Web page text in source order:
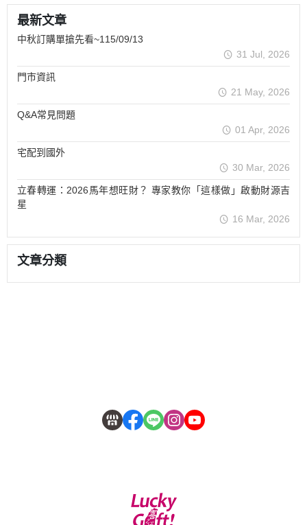
最新文章
中秋訂購單搶先看~115/09/13
31 Jul, 2026
門市資訊
21 May, 2026
Q&A常見問題
01 Apr, 2026
宅配到國外
30 Mar, 2026
立春轉運：2026馬年想旺財？ 專家教你「這樣做」啟動財源吉
星
16 Mar, 2026
文章分類